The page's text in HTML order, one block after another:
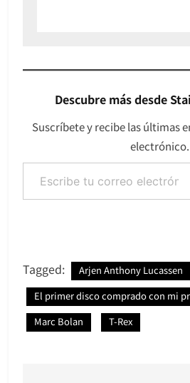
Descubre más desde
Suscríbete y recibe las últimas
electrónico.
Escribe tu correo electrónico…
Tagged: Arjen Anthony Lucassen
El primer disco comprado con mi
Marc Bolan
T-Rex